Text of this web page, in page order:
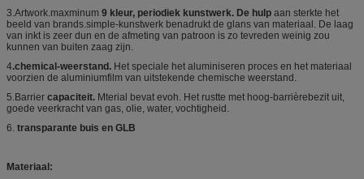
3.Artwork.maxminum 9 kleur, periodiek kunstwerk. De hulp aan sterkte het
beeld van brands.simple-kunstwerk benadrukt de glans van materiaal. De laag
van inkt is zeer dun en de afmeting van patroon is zo tevreden weinig zou
kunnen van buiten zaag zijn.
4.chemical-weerstand. Het speciale het aluminiseren proces en het materiaal
voorzien de aluminiumfilm van uitstekende chemische weerstand.
5.Barrier capaciteit. Mterial bevat evoh. Het rustte met hoog-barrièrebezit uit,
goede veerkracht van gas, olie, water, vochtigheid.
6. transparante buis en GLB
Materiaal: